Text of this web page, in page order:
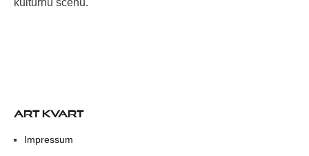
kulturnu scenu.
ART KVART
Impressum